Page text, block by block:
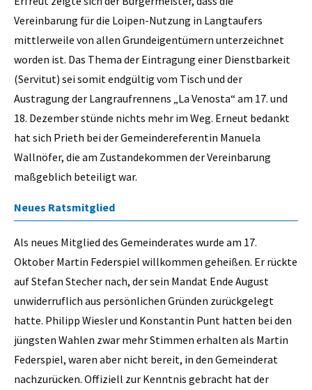
Vereinbarung für die Loipen-Nutzung in Langtaufers
mittlerweile von allen Grundeigentümern unterzeichnet
worden ist. Das Thema der Eintragung einer Dienstbarkeit
(Servitut) sei somit endgültig vom Tisch und der
Austragung der Langraufrennens „La Venosta“ am 17. und
18. Dezember stünde nichts mehr im Weg. Erneut bedankt
hat sich Prieth bei der Gemeindereferentin Manuela
Wallnöfer, die am Zustandekommen der Vereinbarung
maßgeblich beteiligt war.
Neues Ratsmitglied
Als neues Mitglied des Gemeinderates wurde am 17.
Oktober Martin Federspiel willkommen geheißen. Er rückte
auf Stefan Stecher nach, der sein Mandat Ende August
unwiderruflich aus persönlichen Gründen zurückgelegt
hatte. Philipp Wiesler und Konstantin Punt hatten bei den
jüngsten Wahlen zwar mehr Stimmen erhalten als Martin
Federspiel, waren aber nicht bereit, in den Gemeinderat
nachzurücken. Offiziell zur Kenntnis gebracht hat der